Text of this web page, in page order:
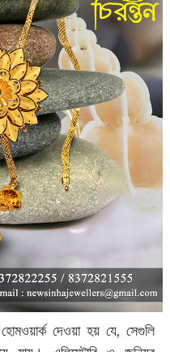
দেওয়া হয় যে, সেগুলি